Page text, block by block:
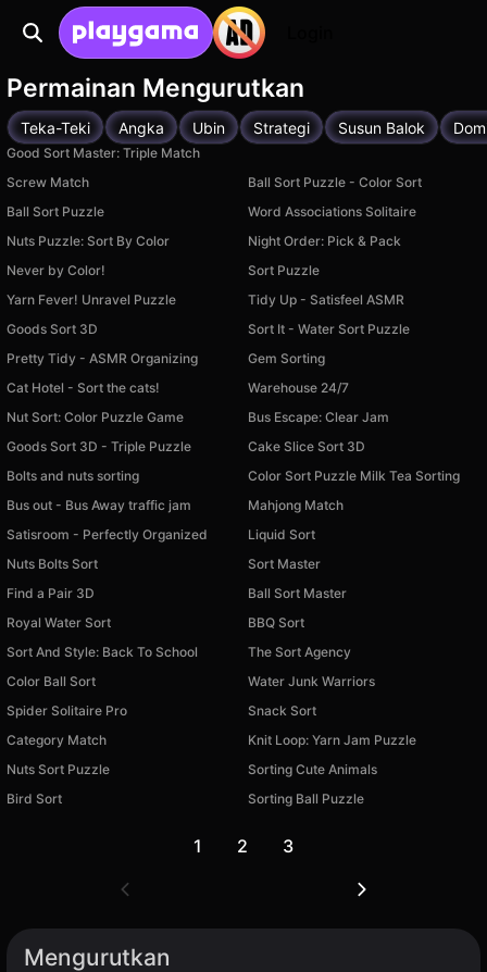
Permainan Mengurutkan
Teka-Teki Angka Ubin Strategi Susun Balok
Good Sort Master: Triple Match
Screw Match
Ball Sort Puzzle - Color Sort
Ball Sort Puzzle
Word Associations Solitaire
Nuts Puzzle: Sort By Color
Night Order: Pick & Pack
Never by Color!
Sort Puzzle
Yarn Fever! Unravel Puzzle
Tidy Up - Satisfeel ASMR
Goods Sort 3D
Sort It - Water Sort Puzzle
Pretty Tidy - ASMR Organizing
Gem Sorting
Cat Hotel - Sort the cats!
Warehouse 24/7
Nut Sort: Color Puzzle Game
Bus Escape: Clear Jam
Goods Sort 3D - Triple Puzzle
Cake Slice Sort 3D
Bolts and nuts sorting
Color Sort Puzzle Milk Tea Sorting
Bus out - Bus Away traffic jam
Mahjong Match
Satisroom - Perfectly Organized
Liquid Sort
Nuts Bolts Sort
Sort Master
Find a Pair 3D
Ball Sort Master
Royal Water Sort
BBQ Sort
Sort And Style: Back To School
The Sort Agency
Color Ball Sort
Water Junk Warriors
Spider Solitaire Pro
Snack Sort
Category Match
Knit Loop: Yarn Jam Puzzle
Nuts Sort Puzzle
Sorting Cute Animals
Bird Sort
Sorting Ball Puzzle
1 2 3
Mengurutkan